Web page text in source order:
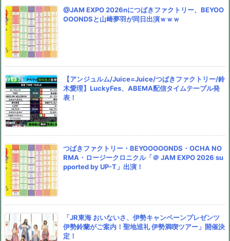
@JAM EXPO 2026nにつばきファクトリー、BEYOO
OOONDSと山﨑夢羽が同日出演ｗｗｗ
【アンジュルム/Juice=Juice/つばきファクトリー/鈴
木愛理】LuckyFes、ABEMA配信タイムテーブル発
表！
つばきファクトリー・BEYOOOOONDS・OCHA NO
RMA・ロージークロニクル「＠ JAM EXPO 2026 su
pported by UP-T」出演！
「JR東海 おいないさ、伊勢キャンペーンプレゼンツ
伊勢鈴蘭がご案内！聖地巡礼 伊勢満喫ツアー」開催決
定！